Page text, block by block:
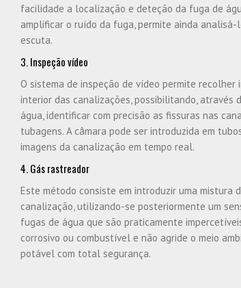
facilidade a localização e deteção da fuga de
amplificar o ruído da fuga, permite ainda
escuta.
3. Inspeção vídeo
O sistema de inspeção de vídeo permite
interior das canalizações, possibilitando, através
água, identificar com precisão as fissuras nas
tubagens. A câmara pode ser introduzida em
imagens da canalização em tempo real.
4. Gás rastreador
Este método consiste em introduzir uma mistura
canalização, utilizando-se posteriormente um
fugas de água que são praticamente
corrosivo ou combustível e não agride o meio
potável com total segurança.